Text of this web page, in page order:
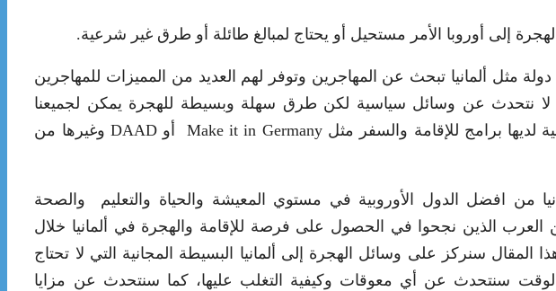
الهجرة إلى أوروبا الأمر مستحيل أو يحتاج لمبالغ طائلة أو طرق غير شرعية.
دولة مثل ألمانيا تبحث عن المهاجرين وتوفر لهم العديد من المميزات للمهاجرين
لا نتحدث عن وسائل سياسية لكن طرق سهلة وبسيطة للهجرة يمكن لجميعنا
تطبيقها، فالحكومة الألمانية لديها برامج للإقامة والسفر مثل Make it in Germany أو DAAD وغيرها من
من افضل الدول الأوروبية في مستوي المعيشة والحياة والتعليم والصحة
العرب الذين نجحوا في الحصول على فرصة للإقامة والهجرة في ألمانيا خلال
المقال سنركز على وسائل الهجرة إلى ألمانيا البسيطة المجانية التي لا تحتاج
سنتحدث عن أي معوقات وكيفية التغلب عليها، كما سنتحدث عن مزايا